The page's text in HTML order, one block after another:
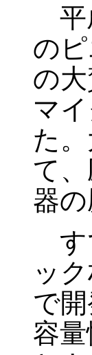
平
の
の
マ
た
て
器
す
ッ
で
容